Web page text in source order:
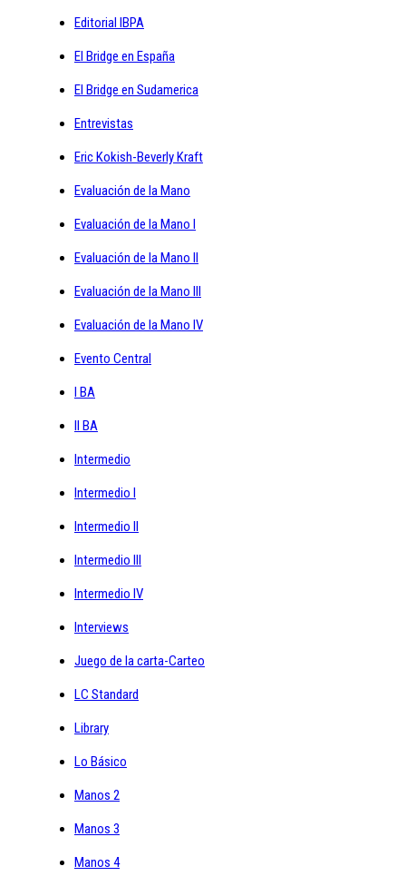
Editorial IBPA
El Bridge en España
El Bridge en Sudamerica
Entrevistas
Eric Kokish-Beverly Kraft
Evaluación de la Mano
Evaluación de la Mano I
Evaluación de la Mano II
Evaluación de la Mano III
Evaluación de la Mano IV
Evento Central
I BA
II BA
Intermedio
Intermedio I
Intermedio II
Intermedio III
Intermedio IV
Interviews
Juego de la carta-Carteo
LC Standard
Library
Lo Básico
Manos 2
Manos 3
Manos 4